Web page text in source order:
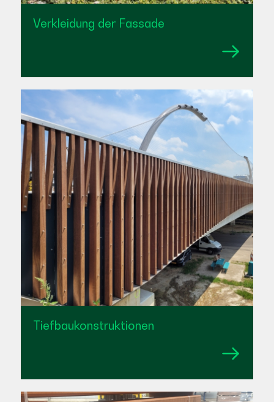
Verkleidung der Fassade
Tiefbaukonstruktionen